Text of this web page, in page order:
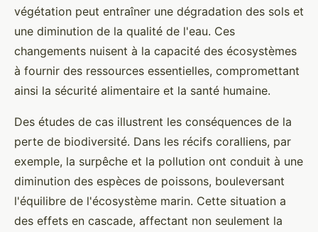
végétation peut entraîner une dégradation des sols et
une diminution de la qualité de l'eau. Ces
changements nuisent à la capacité des écosystèmes
à fournir des ressources essentielles, compromettant
ainsi la sécurité alimentaire et la santé humaine.
Des études de cas illustrent les conséquences de la
perte de biodiversité. Dans les récifs coralliens, par
exemple, la surpêche et la pollution ont conduit à une
diminution des espèces de poissons, bouleversant
l'équilibre de l'écosystème marin. Cette situation a
des effets en cascade, affectant non seulement la